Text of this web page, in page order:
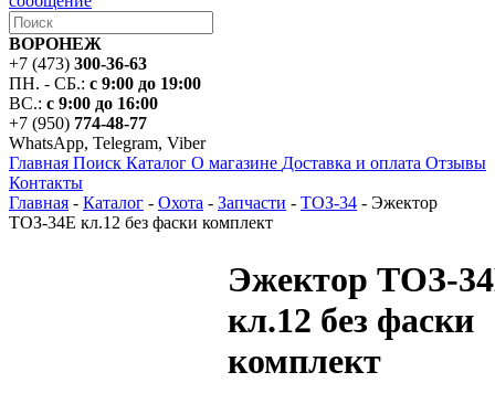
ВОРОНЕЖ
+7 (473) 300-36-63
ПН. - СБ.: с 9:00 до 19:00
ВС.: с 9:00 до 16:00
+7 (950) 774-48-77
WhatsApp, Telegram, Viber
Главная Поиск Каталог О магазине Доставка и оплата Отзывы
Контакты
Главная - Каталог - Охота - Запчасти - ТОЗ-34 - Эжектор
ТОЗ-34Е кл.12 без фаски комплект
Эжектор ТОЗ-
кл.12 без фаски
комплект